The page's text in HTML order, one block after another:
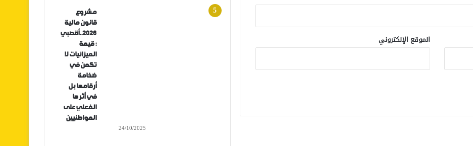
الموقع الإلكتروني
مشروع
قانون مالية
2026..أقصبي
: قيمة
الميزانيات لا
تكمن في
ضخامة
أرقامها بل
في أثرها
الفعلي على
المواطنيين
24/10/2025